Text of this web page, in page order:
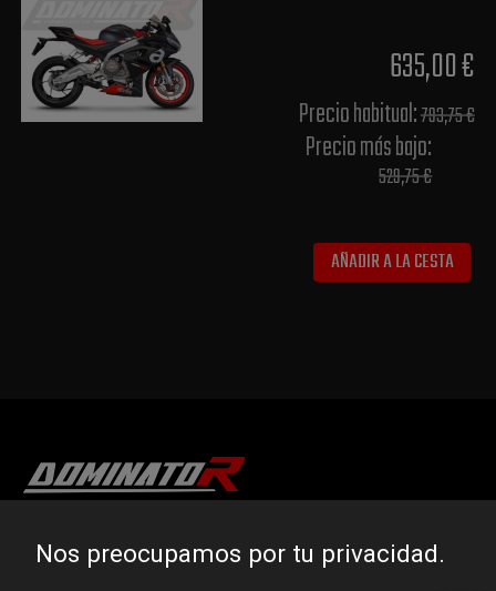
635,00 €
Precio habitual​:793,75 €
Precio más bajo​:
529,75 €
AÑADIR A LA CESTA
DOMINATOR GROUP Sp. z o.o.
Nos preocupamos por tu privacidad.